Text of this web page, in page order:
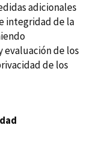
adicionales
integridad de la
de los
de los